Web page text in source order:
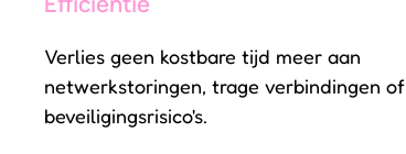
Verlies geen kostbare tijd meer aan
netwerkstoringen, trage verbindingen of
beveiligingsrisico's.